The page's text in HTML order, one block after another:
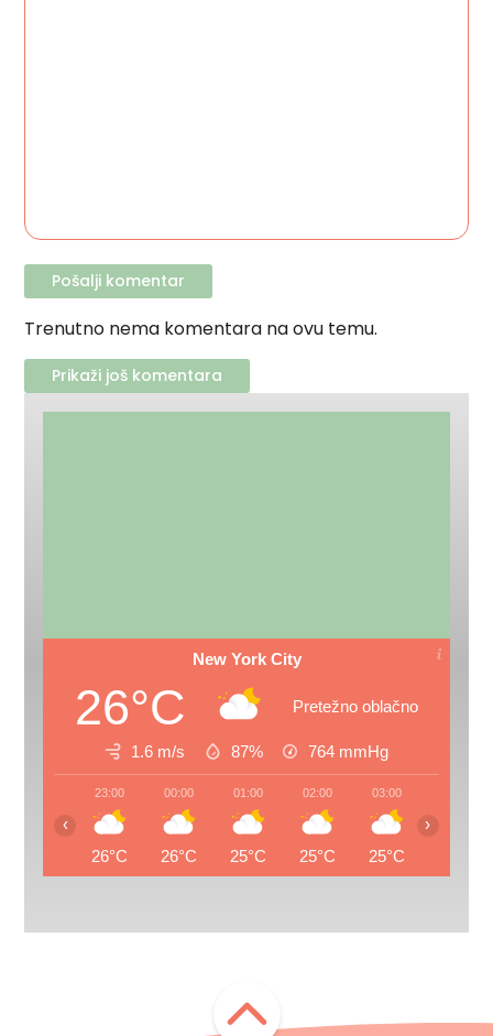
Trenutno nema komentara na ovu temu.
Prikaži još komentara
New York City
26°C Pretežno oblačno
1.6 m/s 87% 764 mmHg
23:00
26°C
00:00
26°C
01:00
25°C
02:00
25°C
03:00
25°C
‹ ›